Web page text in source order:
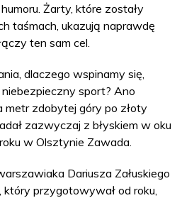
Żarty, które zostały
taśmach, ukazują naprawdę
ten sam cel.
dlaczego wspinamy się,
sport? Ano
metr zdobytej góry po złoty
zazwyczaj z błyskiem w oku
w Olsztynie Zawada.
Dariusza Załuskiego
przygotowywał od roku,